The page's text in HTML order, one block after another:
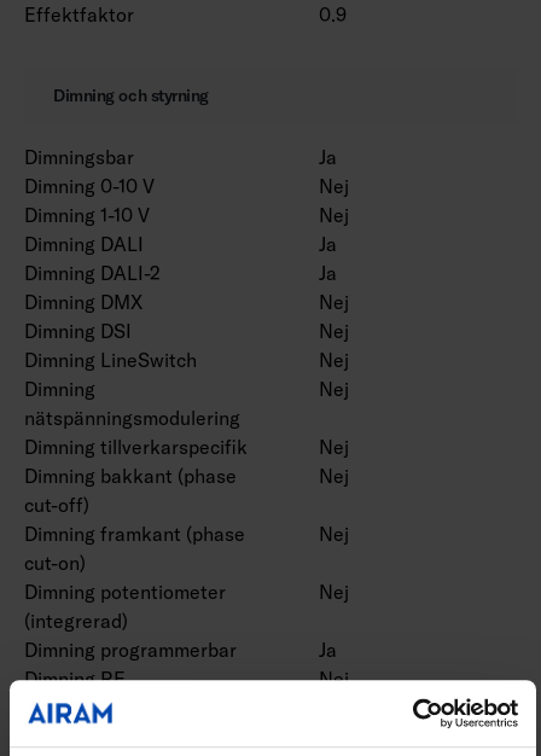
Effektfaktor
0.9
Dimning och styrning
Dimningsbar
Ja
Dimning 0-10 V
Nej
Dimning 1-10 V
Nej
Dimning DALI
Ja
Dimning DALI-2
Ja
Dimning DMX
Nej
Dimning DSI
Nej
Dimning LineSwitch
Nej
Dimning
nätspänningsmodulering
Nej
Dimning tillverkarspecifik
Nej
Dimning bakkant (phase
cut-off)
Nej
Dimning framkant (phase
cut-on)
Nej
Dimning potentiometer
(integrerad)
Nej
Dimning programmerbar
Ja
Dimning RF
Nej
Dimming sinusvåg (Sine